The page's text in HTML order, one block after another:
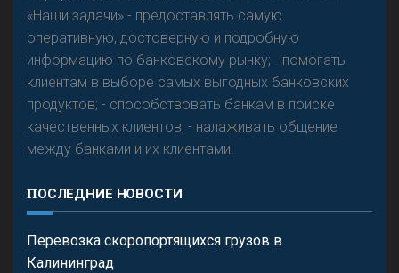
«Наши задачи» - предоставлять самую
оперативную, достоверную и подробную
информацию по банковскому рынку; - помогать
клиентам в выборе самых выгодных банковских
продуктов; - способствовать банкам в поиске
качественных клиентов; - налаживать общение
между банками и их клиентами.
ПОСЛЕДНИЕ НОВОСТИ
Перевозка скоропортящихся грузов в
Калининград